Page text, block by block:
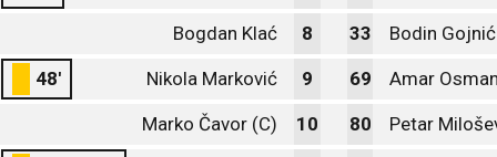
Bogdan Klać 8 33 Bodin Gojnić
48' Nikola Marković 9 69 Amar
Marko Čavor (C) 10 80 Petar